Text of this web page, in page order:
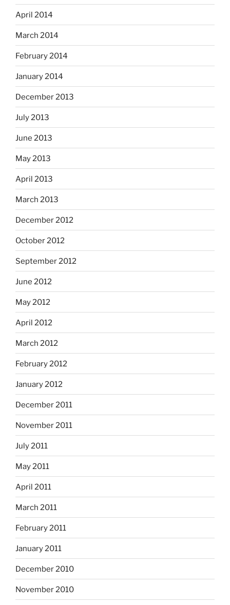
April 2014
March 2014
February 2014
January 2014
December 2013
July 2013
June 2013
May 2013
April 2013
March 2013
December 2012
October 2012
September 2012
June 2012
May 2012
April 2012
March 2012
February 2012
January 2012
December 2011
November 2011
July 2011
May 2011
April 2011
March 2011
February 2011
January 2011
December 2010
November 2010